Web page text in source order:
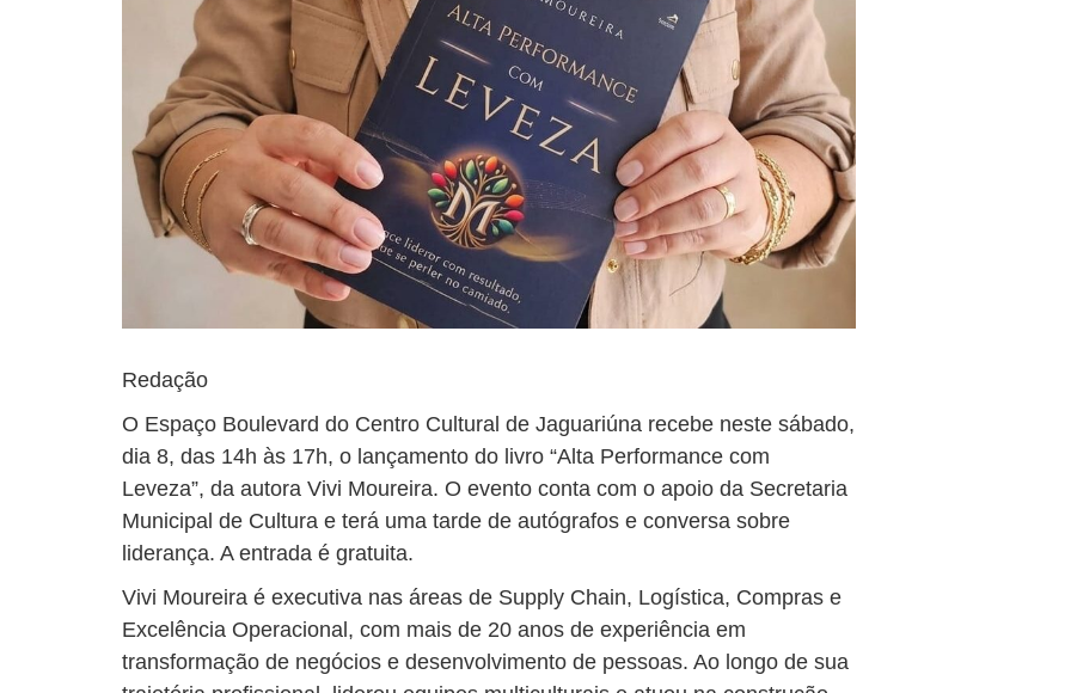
Redação
O Espaço Boulevard do Centro Cultural de Jaguariúna recebe neste sábado,
dia 8, das 14h às 17h, o lançamento do livro “Alta Performance com
Leveza”, da autora Vivi Moureira. O evento conta com o apoio da Secretaria
Municipal de Cultura e terá uma tarde de autógrafos e conversa sobre
liderança. A entrada é gratuita.
Vivi Moureira é executiva nas áreas de Supply Chain, Logística, Compras e
Excelência Operacional, com mais de 20 anos de experiência em
transformação de negócios e desenvolvimento de pessoas. Ao longo de sua